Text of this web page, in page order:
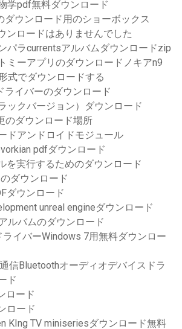
学pdf無料ダウンロード
ダウンロード用のショーボックス
ンロードはありませんでした
パラcurrentsアルバムダウンロードzip
ミーアプリのダウンロードノキアn9
式でダウンロードする
ライバーのダウンロード
ックバージョン）ダウンロード
のダウンロード場所
ドアンドロイドモジュール
pdfダウンロード
を実行するためのダウンロード
ダウンロード
ダウンロード
unreal engineダウンロード
ルバムのダウンロード
ライバーWindows 7用無料ダウンロー
信Bluetoothオーディオデバイスドラ
ド
ロード
ロード
KIng TV miniseriesダウンロード無料